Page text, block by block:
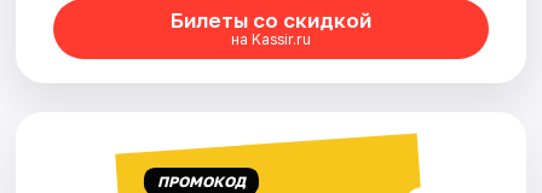
Билеты со скидкой
на Kassir.ru
ПРОМОКОД